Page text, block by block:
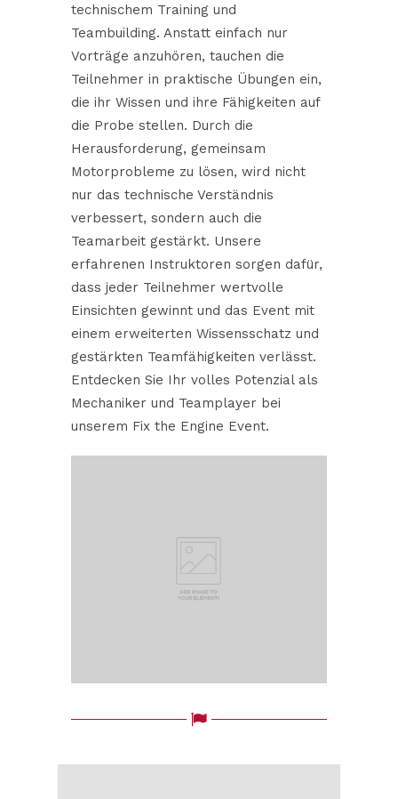
technischem Training und
Teambuilding. Anstatt einfach nur
Vorträge anzuhören, tauchen die
Teilnehmer in praktische Übungen ein,
die ihr Wissen und ihre Fähigkeiten auf
die Probe stellen. Durch die
Herausforderung, gemeinsam
Motorprobleme zu lösen, wird nicht
nur das technische Verständnis
verbessert, sondern auch die
Teamarbeit gestärkt. Unsere
erfahrenen Instruktoren sorgen dafür,
dass jeder Teilnehmer wertvolle
Einsichten gewinnt und das Event mit
einem erweiterten Wissensschatz und
gestärkten Teamfähigkeiten verlässt.
Entdecken Sie Ihr volles Potenzial als
Mechaniker und Teamplayer bei
unserem Fix the Engine Event.